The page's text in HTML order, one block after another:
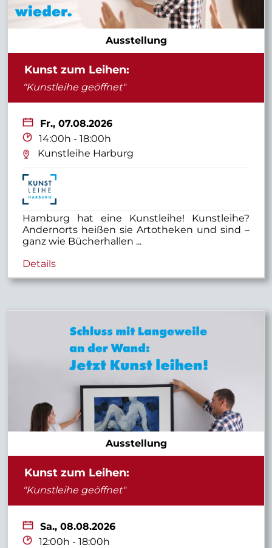
Ausstellung
Kunst zum Leihen:
"Kunstleihe geöffnet"
Fr.,07.08.2026
14:00h - 18:00h
Kunstleihe Harburg
Hamburg hat eine Kunstleihe! Kunstleihe?
Andernorts heißen sie Artotheken und sind –
ganz wie Bücherhallen ...
Details
Ausstellung
Kunst zum Leihen:
"Kunstleihe geöffnet"
Sa.,08.08.2026
12:00h - 18:00h